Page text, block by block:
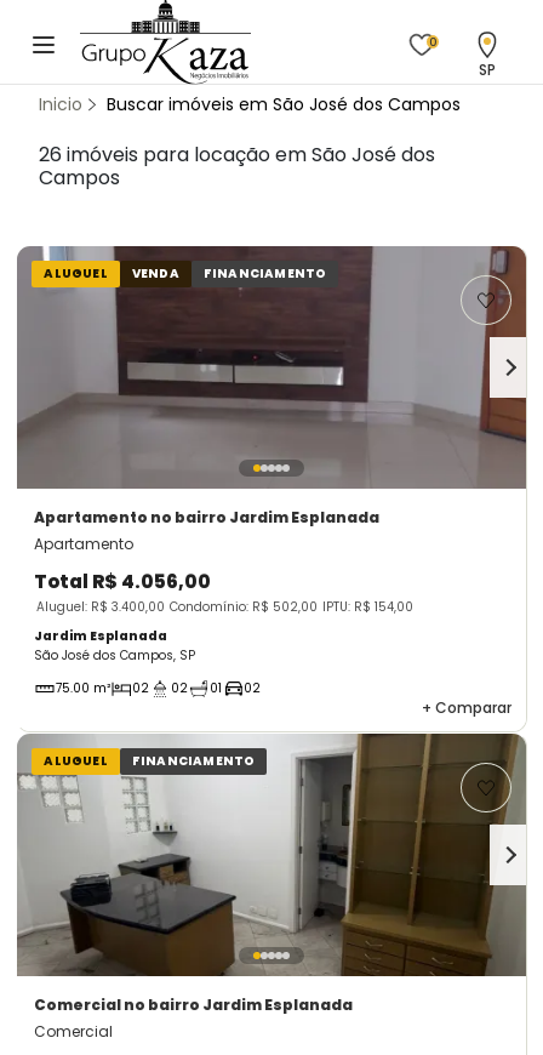
0
SP
Inicio Buscar imóveis em São José dos Campos
26 imóveis para locação em São José dos
Campos
ALUGUEL VENDA FINANCIAMENTO
Apartamento no bairro Jardim Esplanada
Apartamento
Total R$ 4.056,00
Aluguel: R$ 3.400,00 Condomínio: R$ 502,00 IPTU: R$ 154,00
Jardim Esplanada
São José dos Campos, SP
75.00 m²
02 02 01 02
+ Comparar
ALUGUEL FINANCIAMENTO
Comercialno bairro Jardim Esplanada
Comercial